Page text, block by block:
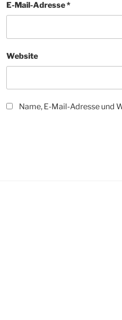
E-Mail-Adresse*
Website
Name, E-Mail-Adresse und